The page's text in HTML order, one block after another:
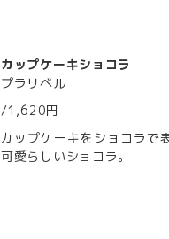
カップケーキショコラ
プラリベル
/1,620円
カップケーキをショコラで
可愛らしいショコラ。